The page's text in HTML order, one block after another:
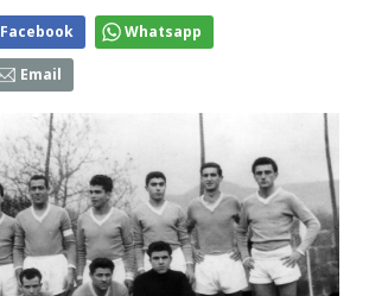
Facebook Whatsapp
Email